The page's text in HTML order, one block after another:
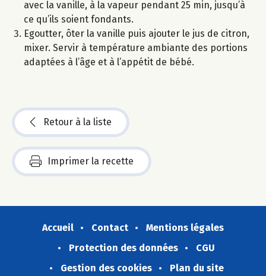
avec la vanille, à la vapeur pendant 25 min, jusqu’à
ce qu’ils soient fondants.
Egoutter, ôter la vanille puis ajouter le jus de citron,
mixer. Servir à température ambiante des portions
adaptées à l’âge et à l’appétit de bébé.
Retour à la liste
Imprimer la recette
Accueil Contact
Mentions légales
Protection des données
CGU
Gestion des cookies
Plan du site